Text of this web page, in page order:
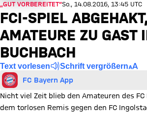
„GUT VORBEREITET“So., 14.08.2016, 13:45 UTC
FCI-SPIEL
AMATEURE ZU GAST
BUCHBACH
Text vorlesen Schrift vergrößern
FC Bayern App
Nicht viel Zeit blieb den Amateuren des
dem torlosen Remis gegen den FC